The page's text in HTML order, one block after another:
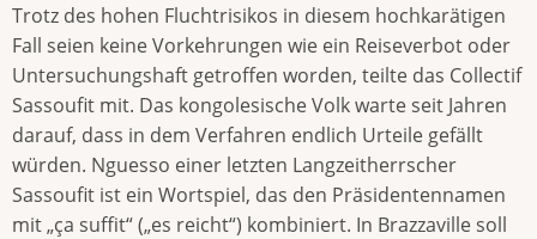
Trotz des hohen Fluchtrisikos in diesem hochkarätigen
Fall seien keine Vorkehrungen wie ein Reiseverbot oder
Untersuchungshaft getroffen worden, teilte das Collectif
Sassoufit mit. Das kongolesische Volk warte seit Jahren
darauf, dass in dem Verfahren endlich Urteile gefällt
würden. Nguesso einer letzten Langzeitherrscher
Sassoufit ist ein Wortspiel, das den Präsidentennamen
mit „ça suffit“ („es reicht“) kombiniert. In Brazzaville soll